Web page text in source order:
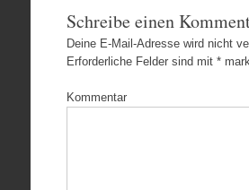
Schreibe einen
Deine E-Mail-Adresse wird nicht
Erforderliche Felder sind mit *
Kommentar